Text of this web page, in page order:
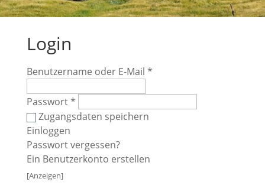
Login
Benutzername oder E-Mail *
Passwort*
Zugangsdaten speichern
Einloggen
Passwort vergessen?
Ein Benutzerkonto erstellen
[Anzeigen]